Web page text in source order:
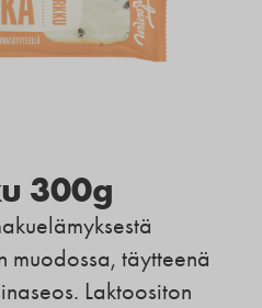
300g
muodossa, täytteenä
Laktoositon